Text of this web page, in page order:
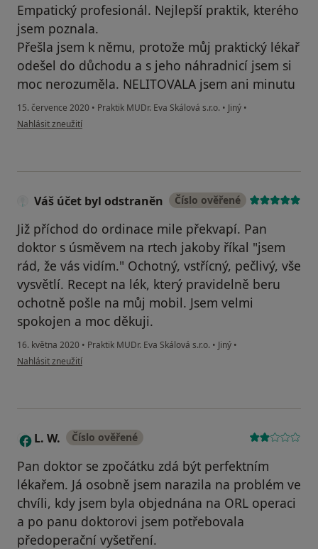
Empatický profesionál. Nejlepší praktik, kterého
jsem poznala.
Přešla jsem k němu, protože můj praktický lékař
odešel do důchodu a s jeho náhradnicí jsem si
moc nerozuměla. NELITOVALA jsem ani minutu
15. července 2020 • Praktik MUDr. Eva Skálová s.r.o. • Jiný •
podle názoru uživatele Dagmar Vaculínová
Nahlásit zneužití
Váš účet byl odstraněn Číslo ověřené
Již příchod do ordinace mile překvapí. Pan
doktor s úsměvem na rtech jakoby říkal "jsem
rád, že vás vidím." Ochotný, vstřícný, pečlivý, vše
vysvětlí. Recept na lék, který pravidelně beru
ochotně pošle na můj mobil. Jsem velmi
spokojen a moc děkuji.
16. května 2020 • Praktik MUDr. Eva Skálová s.r.o. • Jiný •
podle názoru uživatele Váš účet byl odstraněn
Nahlásit zneužití
L L. W. Číslo ověřené
Pan doktor se zpočátku zdá být perfektním
lékařem. Já osobně jsem narazila na problém ve
chvíli, kdy jsem byla objednána na ORL operaci
a po panu doktorovi jsem potřebovala
předoperační vyšetření.